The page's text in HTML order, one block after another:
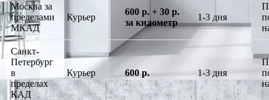
Москва за
пределами
МКАД
Курьер
600 р. + 30 р.
за километр
1-3 дня
Санкт-
Петербург
в
пределах
КАД
Курьер 600 р. 1-3 дня